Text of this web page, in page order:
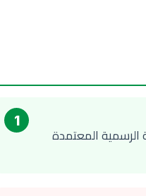
1
الرسمية المعتمدة